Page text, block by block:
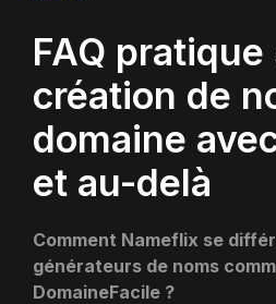
FAQ pratique
création de
domaine
et au-delà
Comment Nameflix se
générateurs de noms
DomaineFacile ?